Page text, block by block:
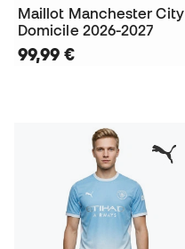
Maillot Manchester City
Domicile 2026-2027
99,99 €